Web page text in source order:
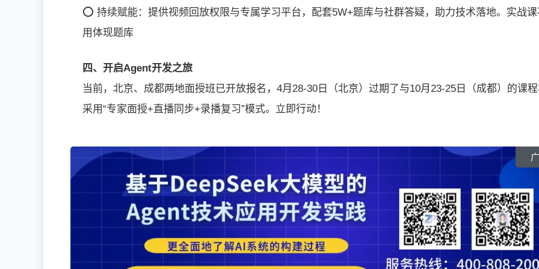
⭕ 持续赋能：提供视频回放权限与专属学习平台，配套5W+题库与社群答疑，助力技术落地。实战
用体现题库
四、开启Agent开发之旅
当前，北京、成都两地面授班已开放报名，4月28-30日（北京）过期了与10月23-25日（成都）的课
采用“专家面授+直播同步+录播复习”模式。立即行动！